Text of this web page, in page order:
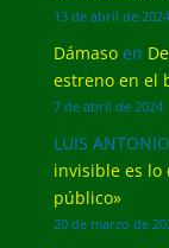
13 de abril de 2024
Dámasoen
estreno en el
7 de abril de 2024
LUIS
invisible es lo
público»
20 de marzo de